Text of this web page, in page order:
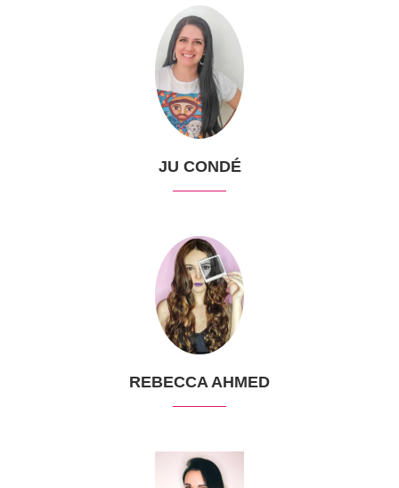
JU CONDÉ
REBECCA AHMED